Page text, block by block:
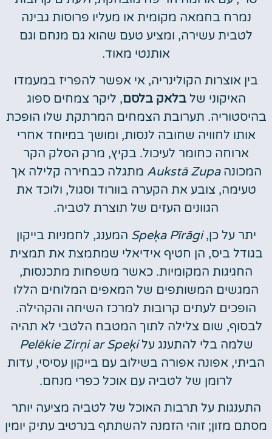
נמרח בחמאה מקומית או מעליו פרוסות גבינה
לטבית עשירה, ומציע טעם שהוא גם מנחם וגם
אותנטי מאוד.
בין אוצרות הקולינריה, אי אפשר להפריז במעמדו
האיקוני שלבלאק בלסם, ליקר צמחים ספוג
בהיסטוריה. תערובת הצמחים המרתקת שלו הופכת
אותו לחוויה שחובה לנסות, ומושך במיוחד אחרי
ארוחה כחומר לעיכול. בקיץ, מרק הסלק הקר
המכונהAukstā Zupa מתגלה כבחירה קלילה אך
טעימה, צובע את הקערה בוורוד וסגול, ולוכד את
הגוונים העזים של תוצרת לטביה.
יתר על כן,Speķa Pīrāgi המענג, לחמניות בייקון
בגודל ביס, הן חטיף אידיאלי שמתמצת את תמצית
החגיגות המקומיות. כאשר משפחות מתכנסות,
המגשים המשותפים של המאפים המלוחים הללו
הופכים לעתים קרובות למרכז השיחה והקהילה.
לבסוף, שום צלילה לתוך המטבח הלטבי לא תהיה
שלמה בלי להתענג עלPelēkie Zirņi ar Speķi
הביתי, אפונה אפורה בשילוב עם בייקון עסיסי, עדות
לרומן של לטביה עם אוכל כפרי מנחם.
התענגות על תרבות האוכל של לטביה מציעה יותר
מסתם מזון; זוהי הזמנה להשתתף בנרטיב עתיק יומין